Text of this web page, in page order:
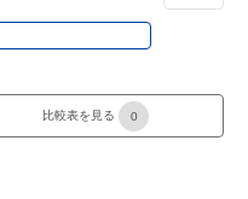
比較表を見る 0